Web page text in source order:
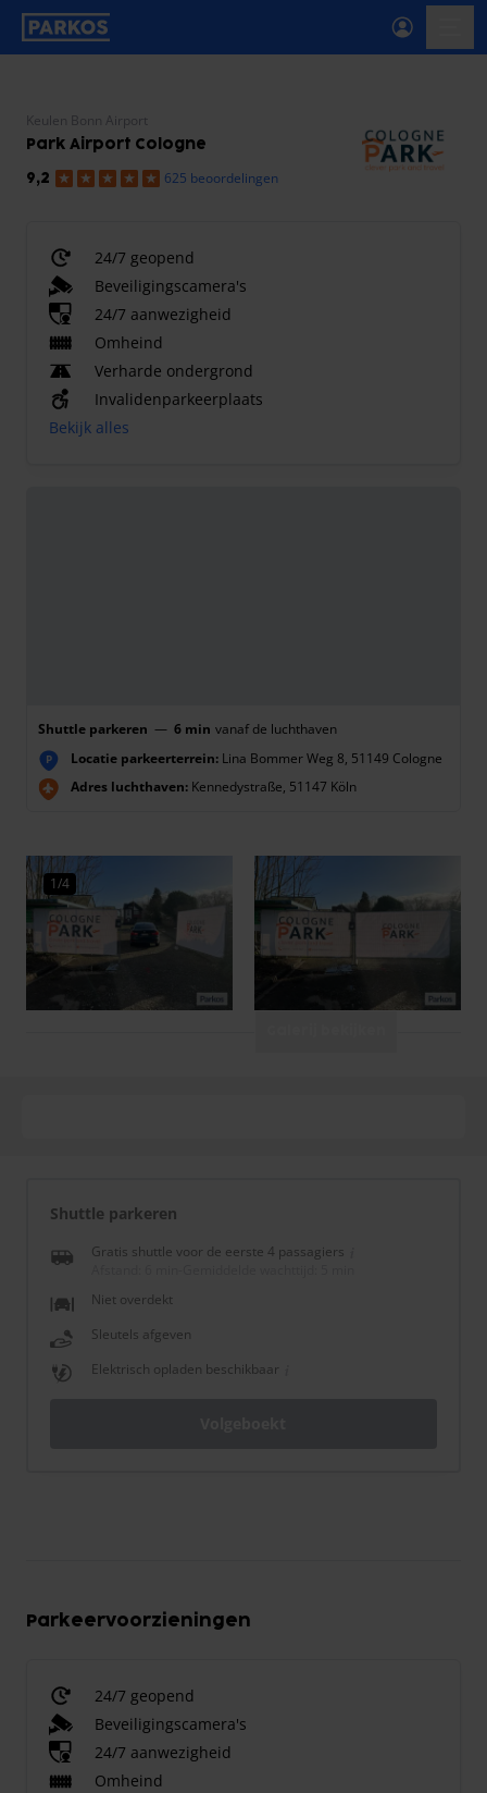
label-voor-primaire-navigatie
Keulen Bonn Airport
Park Airport Cologne
9,2 625 beoordelingen
24/7 geopend
Beveiligingscamera's
24/7 aanwezigheid
Omheind
Verharde ondergrond
Invalidenparkeerplaats
Bekijk alles
Shuttle parkeren — 6 min vanaf de luchthaven
P Locatie parkeerterrein: Lina Bommer Weg 8, 51149 Cologne
Adres luchthaven: Kennedystraße, 51147 Köln
1/4
Shuttle parkeren
Gratis shuttle voor de eerste 4 passagiers
Niet overdekt
Sleutels afgeven
Elektrisch opladen beschikbaar
Parkeervoorzieningen
24/7 geopend
Beveiligingscamera's
24/7 aanwezigheid
Omheind